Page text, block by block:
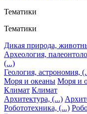
Тематики
Тематики
Дикая природа,
Археология,
(...)
Геология, астрономия,
Моря и океаны Моря и
Климат Климат
Архитектура, (...)
Робототехника, (...)